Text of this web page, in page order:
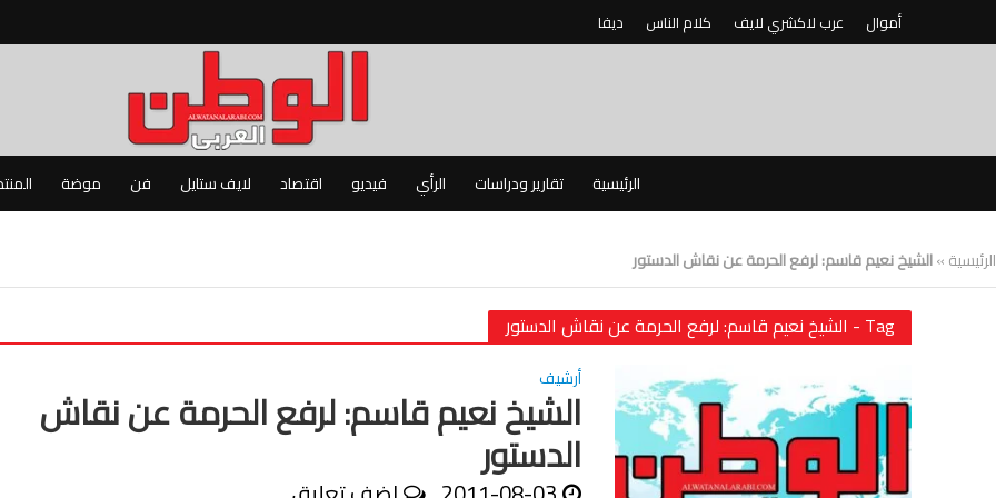
أموال عرب لاكشري لايف كلام الناس ديفا
الرئيسية تقارير ودراسات الرأي فيديو اقتصاد لايف ستايل فن موضة
الرئيسية»الشيخ نعيم قاسم: لرفع الحرمة عن نقاش الدستور
Tag - الشيخ نعيم قاسم: لرفع الحرمة عن نقاش الدستور
أرشيف
الشيخ نعيم قاسم: لرفع الحرمة عن نقاش
الدستور